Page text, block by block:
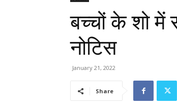
बच्चों के शो में
नोटिस
January 21, 2022
Share